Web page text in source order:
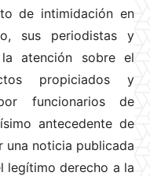
de intimidación en
sus periodistas y
la atención sobre el
propiciados y
funcionarios de
antecedente de
una noticia publicada
legítimo derecho a la